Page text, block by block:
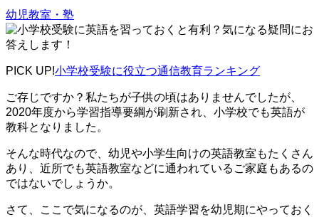
幼児教室・塾
PICK UP!小学校受験に役立つ通信教育ランキング
ご存じですか？私たちが子供の頃はありませんでしたが、
2020年度から学習指導要綱が刷新され、小学校でも英語が
教科となりました。
そんな時代なので、幼児や小学生向けの英語教室もたくさん
あり、近所でも英語教室などに通われているご家庭もあるの
ではないでしょうか。
さて、ここで気になるのが、英語学習を幼児期にやっておく